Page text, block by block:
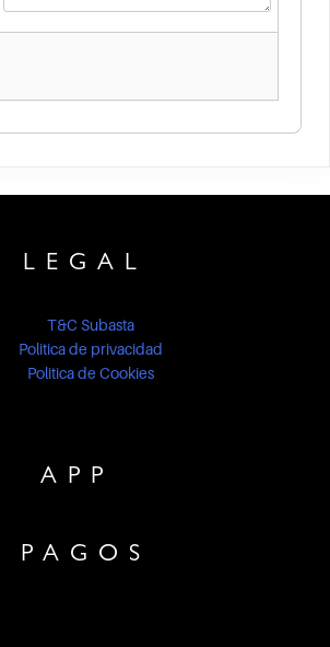
LEGAL
T&C Subasta
Politica de privacidad
Politica de Cookies
APP
PAGOS